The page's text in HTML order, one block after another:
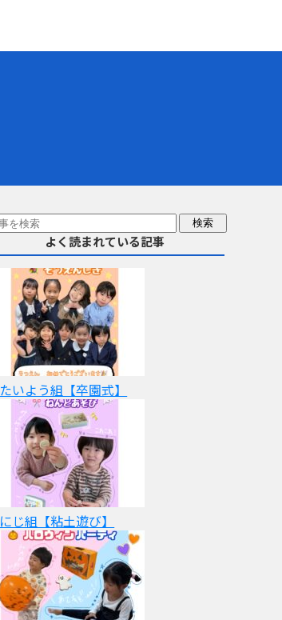
よく読まれている記事
たいよう組【卒園式】
にじ組【粘土遊び】